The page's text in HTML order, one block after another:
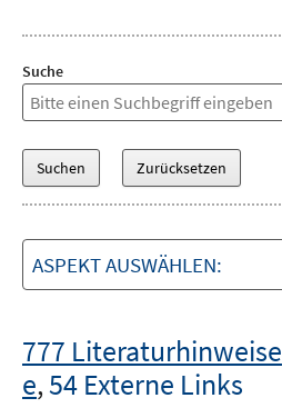
Suche
ASPEKT AUSWÄHLEN:
777 Literaturhinweise
e,54 Externe Links